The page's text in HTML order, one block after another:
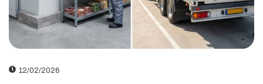
12/02/2026